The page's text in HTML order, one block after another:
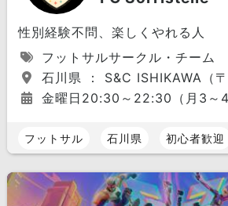
性別経験不問、楽しくやれる人
フットサルサークル・チーム
石川県 ： S&C ISHIKAWA（
金曜日20:30～22:30（月3～4
フットサル 石川県 初心者歓迎